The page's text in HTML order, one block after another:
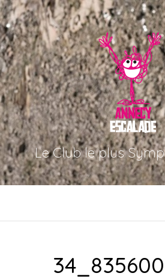
Le Club le plus